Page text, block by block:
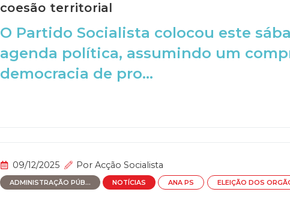
coesão territorial
O Partido Socialista colocou este
agenda política, assumindo um
democracia de pro...
09/12/2025 Por Acção Socialista
ADMINISTRAÇÃO PÚB... NOTÍCIAS ANA PS ELEIÇÃO DOS